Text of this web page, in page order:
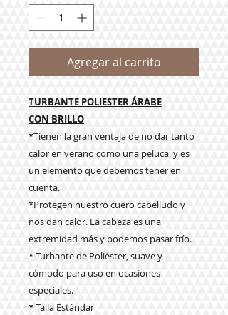
Agregar al carrito
TURBANTE POLIESTER ÁRABE
CON BRILLO
*Tienen la gran ventaja de no dar tanto
calor en verano como una peluca, y es
un elemento que debemos tener en
cuenta.
*Protegen nuestro cuero cabelludo y
nos dan calor. La cabeza es una
extremidad más y podemos pasar frío.
* Turbante de Poliéster, suave y
cómodo para uso en ocasiones
especiales.
* Talla Estándar